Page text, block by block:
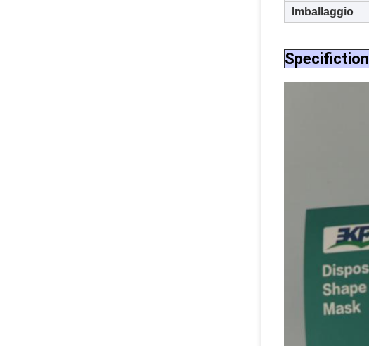
Imballaggio
Specifiction